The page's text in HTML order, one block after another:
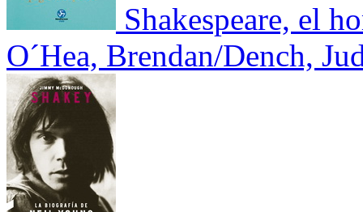
Shakespeare, el
O´Hea, Brendan/Dench,